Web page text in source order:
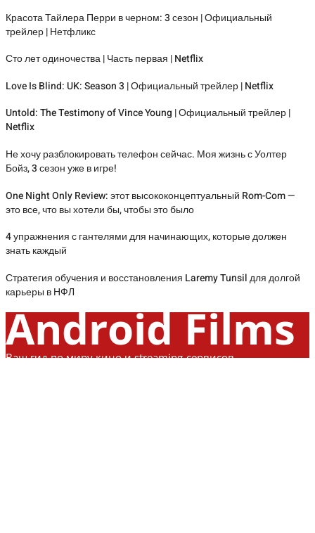
Красота Тайлера Перри в черном: 3 сезон | Официальный
трейлер | Нетфликс
Сто лет одиночества | Часть первая | Netflix
Love Is Blind: UK: Season 3 | Официальный трейлер | Netflix
Untold: The Testimony of Vince Young | Официальный трейлер |
Netflix
Не хочу разблокировать телефон сейчас. Моя жизнь с Уолтер
Бойз, 3 сезон уже в игре!
One Night Only Review: этот высококонцептуальный Rom-Com —
это все, что вы хотели бы, чтобы это было
4 упражнения с гантелями для начинающих, которые должен
знать каждый
Стратегия обучения и восстановления Laremy Tunsil для долгой
карьеры в НФЛ
Android Films
Ваш гид по миру кино и streaming-сервисов